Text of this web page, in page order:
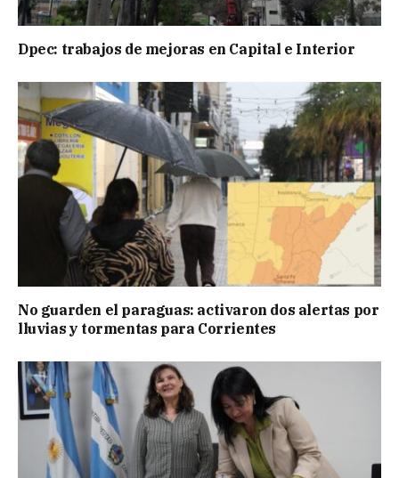
Dpec: trabajos de mejoras en Capital e Interior
No guarden el paraguas: activaron dos alertas por
lluvias y tormentas para Corrientes